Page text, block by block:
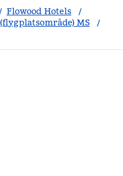
/ Flowood Hotels
/
MS
/